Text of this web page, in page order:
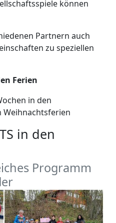
können
Partnern auch
zu speziellen
Ferien
in den
in den
Programm